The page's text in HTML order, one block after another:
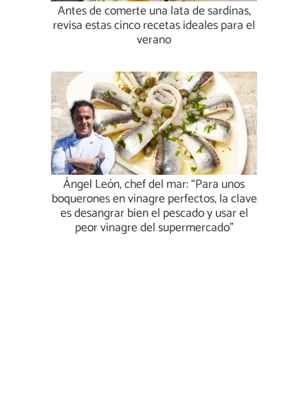
Antes de comerte una lata de sardinas,
revisa estas cinco recetas ideales para el
verano
Ángel León, chef del mar: “Para unos
boquerones en vinagre perfectos, la clave
es desangrar bien el pescado y usar el
peor vinagre del supermercado”